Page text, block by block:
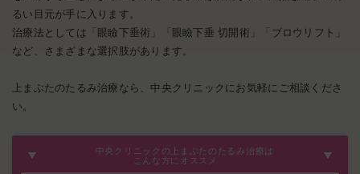
るい目元が手に入ります。
治療法としては「眼瞼下垂術」「眼瞼下垂 切開術」「ブロウリフト」
など、さまざまな選択肢があります。
上まぶたのたるみ治療なら、中央クリニックにお気軽にご相談くださ
い。
中央クリニックの上まぶたのたるみ治療は
こんな方にオススメ